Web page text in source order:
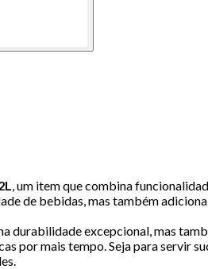
, um item que combina
de bebidas, mas também
durabilidade excepcional, mas
por mais tempo. Seja para servir